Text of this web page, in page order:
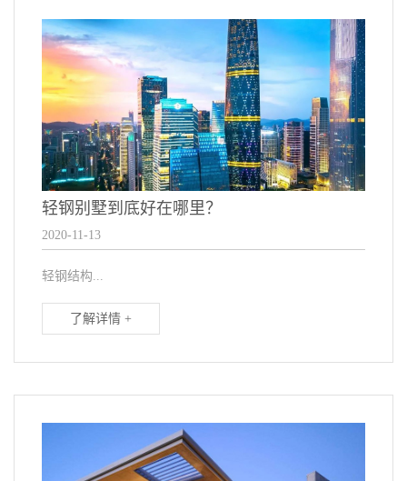
轻钢别墅到底好在哪里？
2020-11-13
轻钢结构...
了解详情 +